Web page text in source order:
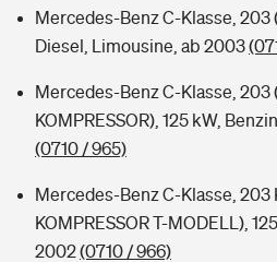
Mercedes-Benz C-Klasse, 203
Diesel, Limousine, ab 2003
Mercedes-Benz C-Klasse, 203
KOMPRESSOR), 125 kW,
(0710 / 965)
Mercedes-Benz C-Klasse, 203
KOMPRESSOR T-MODELL),
2002(0710 / 966)